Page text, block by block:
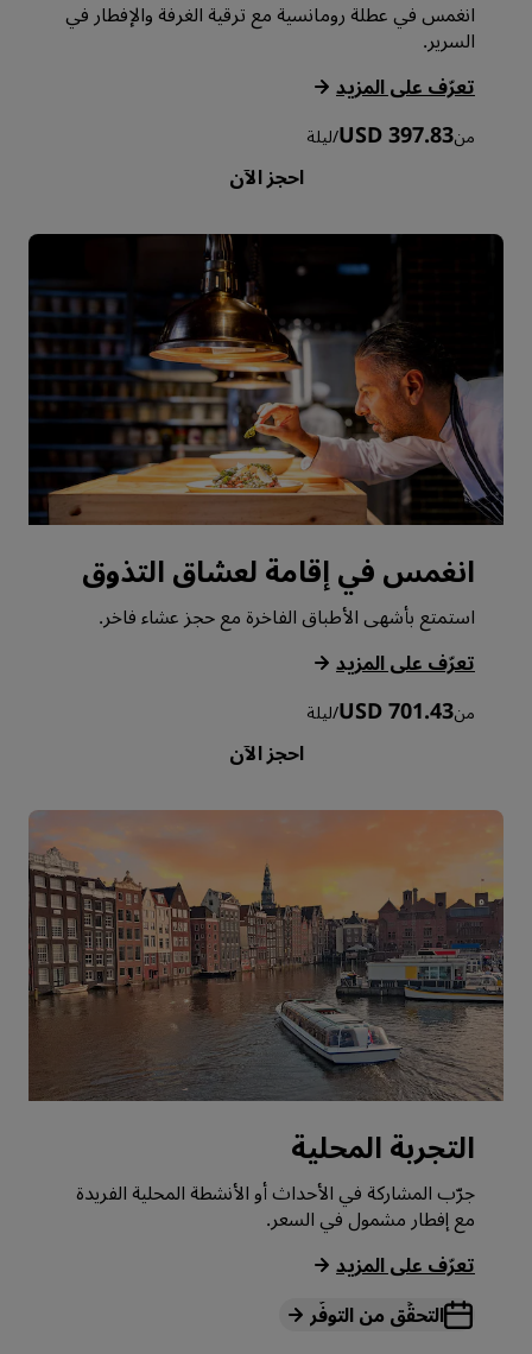
انغمس في عطلة رومانسية مع ترقية الغرفة والإفطار في
السرير.
‏‫تعرّف على المزيد‬
منUSD 397.83
/ليلة
احجز الآن
انغمس في إقامة لعشاق التذوق
استمتع بأشهى الأطباق الفاخرة مع حجز عشاء فاخر.
‏‫تعرّف على المزيد‬
منUSD 701.43
/ليلة
احجز الآن
التجربة المحلية
جرّب المشاركة في الأحداث أو الأنشطة المحلية الفريدة
مع إفطار مشمول في السعر.
‏‫تعرّف على المزيد‬
التحقُّق من التوفُّر